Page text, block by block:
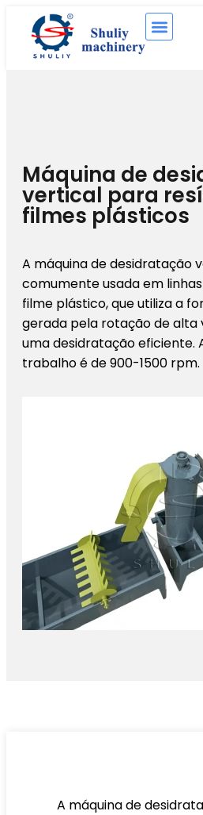
Máquina de
vertical para
filmes plásticos
A máquina de desidratação
comumente usada em
filme plástico, que utiliza a
gerada pela rotação de alta
uma desidratação eficiente.
trabalho é de 900-1500 rpm.
A máquina de